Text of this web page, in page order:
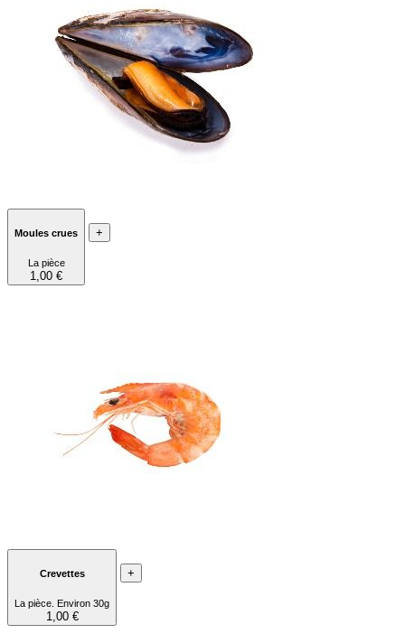
Moules crues
La pièce
1,00 €
+
Crevettes
La pièce. Environ 30g
1,00 €
+